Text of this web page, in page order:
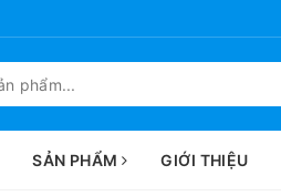
SẢN PHẨM GIỚI THIỆU